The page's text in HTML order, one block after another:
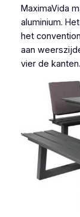
MaximaVida
aluminium.
het
aan
vier de kanten.